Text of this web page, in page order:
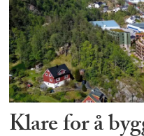
Klare for å